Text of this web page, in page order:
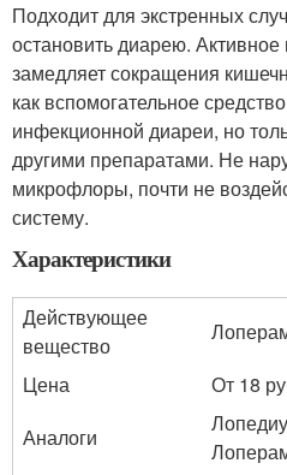
Подходит для экстренных
остановить диарею. Активное
замедляет сокращения
как вспомогательное
инфекционной диареи, но
другими препаратами. Не
микрофлоры, почти не
систему.
Характеристики
Действующее
вещество
Цена
От 18
Аналоги